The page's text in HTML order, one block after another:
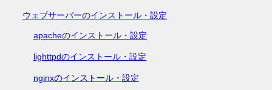
ウェブサーバーのインストール・設定
apacheのインストール・設定
lighttpdのインストール・設定
nginxのインストール・設定